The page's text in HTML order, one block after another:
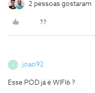
2 pessoas gostaram
J joao92
Esse POD já é WIFI6 ?